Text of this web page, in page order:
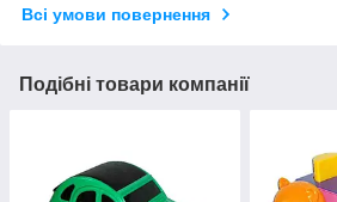
Всі умови повернення
Подібні товари компанії